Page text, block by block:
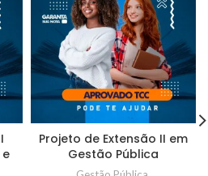
Projeto de Extensão II em
Gestão Pública